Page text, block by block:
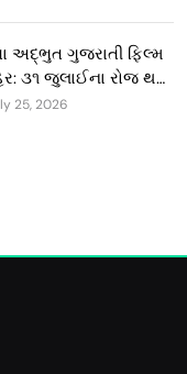
અદ્ભુત ગુજરાતી ફિલ્મ
૩૧ જુલાઈના રોજ થશે
25, 2026